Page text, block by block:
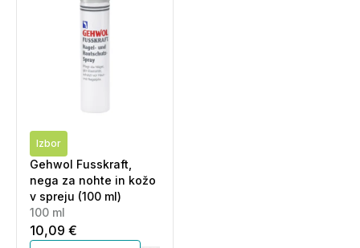
Izbor
Gehwol Fusskraft,
nega za nohte in kožo
v spreju (100 ml)
100 ml
10,09 €